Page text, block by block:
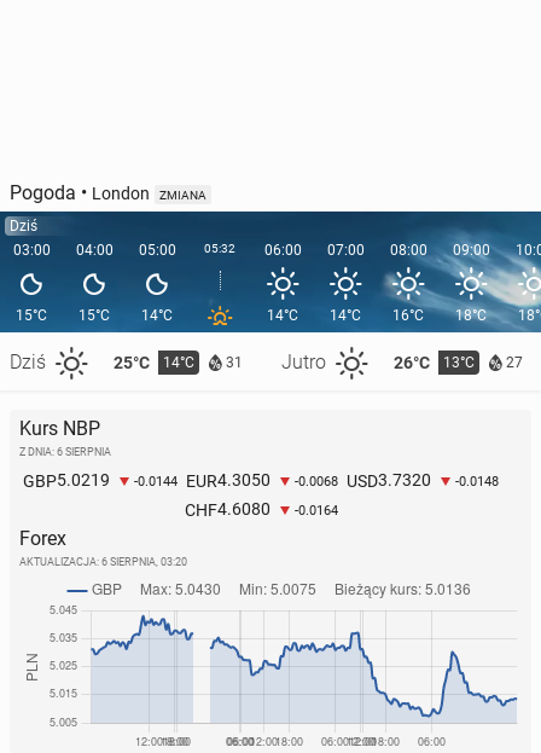
Pogoda • London ZMIANA
Dziś
03:00
15°C
Dziś 25°C 14°C 31 Jutro 26°C 13°C 27
04:00
15°C
05:00
14°C
05:32 06:00
14°C
07:00
14°C
08:00
16°C
09:00
18°C
Kurs NBP
Z DNIA: 6 SIERPNIA
GBP5.0219 -0.0144 EUR4.3050 -0.0068 USD3.7320 -0.0148
CHF4.6080 -0.0164
Forex
AKTUALIZACJA: 6 SIERPNIA, 03:20